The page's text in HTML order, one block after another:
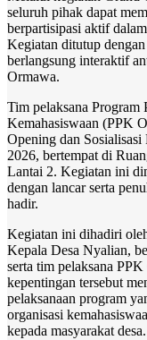
seluruh pihak dapat
berpartisipasi aktif
Kegiatan ditutup
berlangsung interaktif
Ormawa.
Tim pelaksana Program
Kemahasiswaan (PPK
Opening dan
2026, bertempat di
Lantai 2. Kegiatan ini
dengan lancar serta
hadir.
Kegiatan ini dihadiri
Kepala Desa Nyalian,
serta tim pelaksana
kepentingan tersebut
pelaksanaan program
organisasi
kepada masyarakat desa.